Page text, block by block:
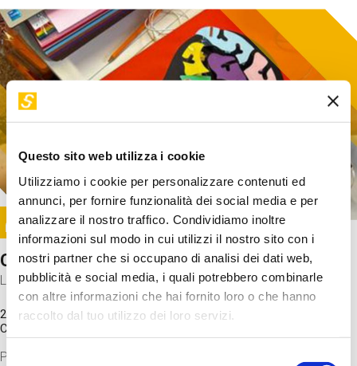
Questo sito web utilizza i cookie
Utilizziamo i cookie per personalizzare contenuti ed
annunci, per fornire funzionalità dei social media e per
analizzare il nostro traffico. Condividiamo inoltre
informazioni sul modo in cui utilizzi il nostro sito con i
nostri partner che si occupano di analisi dei dati web,
pubblicità e social media, i quali potrebbero combinarle
con altre informazioni che hai fornito loro o che hanno
raccolto dal tuo utilizzo dei loro servizi.
Selezione
Image
SUNDAY@STEP
Come funziona il cervello?
Laboratorio
20 Set 2026 / 11:15 - 13:00
Costo
Proveremo a costruire un cervello in cartoncino cercando di